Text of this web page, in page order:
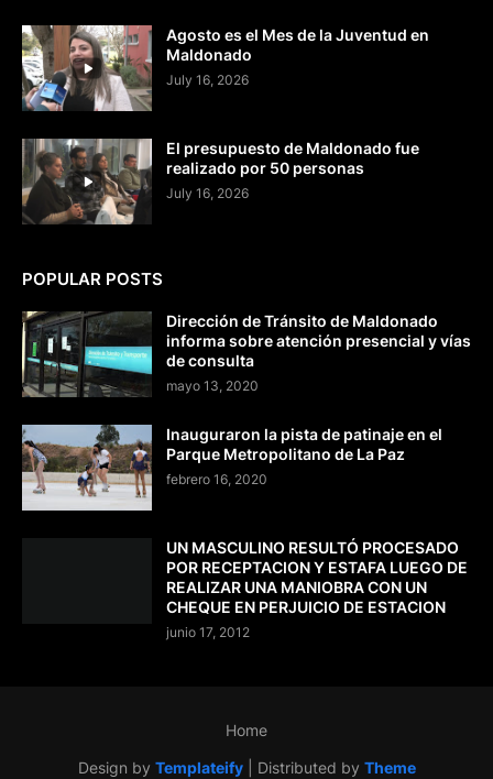
Agosto es el Mes de la Juventud en
Maldonado
July 16, 2026
El presupuesto de Maldonado fue
realizado por 50 personas
July 16, 2026
POPULAR POSTS
Dirección de Tránsito de Maldonado
informa sobre atención presencial y vías
de consulta
mayo 13, 2020
Inauguraron la pista de patinaje en el
Parque Metropolitano de La Paz
febrero 16, 2020
UN MASCULINO RESULTÓ PROCESADO
POR RECEPTACION Y ESTAFA LUEGO DE
REALIZAR UNA MANIOBRA CON UN
CHEQUE EN PERJUICIO DE ESTACION
junio 17, 2012
Design by Templateify| Distributed by Theme
Home